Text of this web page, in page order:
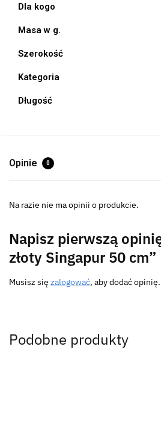
Dla kogo
Masa w g.
Szerokość
Kategoria
Długość
Opinie 0
Na razie nie ma opinii o produkcie.
Napisz pierwszą
złoty Singapur 50 cm”
Musisz się zalogować, aby dodać opinię.
Podobne produkty